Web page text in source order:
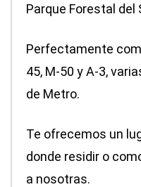
Parque Forestal del
Perfectamente
45, M-50 y A-3,
de Metro.
Te ofrecemos un
donde residir o
a nosotras.